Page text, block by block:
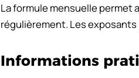
La formule mensuelle permet
régulièrement. Les
Informations